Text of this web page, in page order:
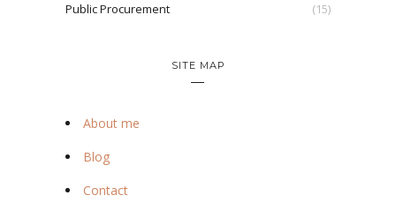
Public Procurement (15)
SITE MAP
About me
Blog
Contact